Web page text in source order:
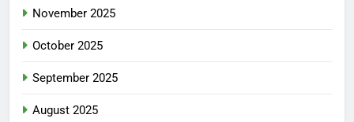
November 2025
October 2025
September 2025
August 2025